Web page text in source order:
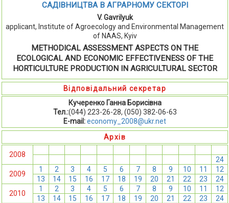
САДІВНИЦТВА В АГРАРНОМУ СЕКТОРІ
V. Gavrilyuk
applicant, Institute of Agroecology and Environmental Management
of NAAS, Kyiv
METHODICAL ASSESSMENT ASPECTS ON THE
ECOLOGICAL AND ECONOMIC EFFECTIVENESS OF THE
HORTICULTURE PRODUCTION IN AGRICULTURAL SECTOR
Відповідальний секретар
Кучеренко Ганна Борисівна
Тел.:(044) 223-26-28, (050) 382-06-63
E-mail:economy_2008@ukr.net
Архів
2008
24
2009
1 2 3 4 5 6 7 8 9 10 11
12
13
14 15 16 17 18 19 20 21 22 23
24
2010
1 2 3 4 5 6 7 8 9 10 11
12
13
14 15 16 17 18 19 20 21 22 23
24